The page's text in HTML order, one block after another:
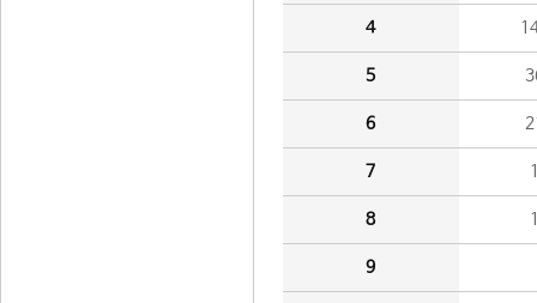
4
5
6
7
8
9